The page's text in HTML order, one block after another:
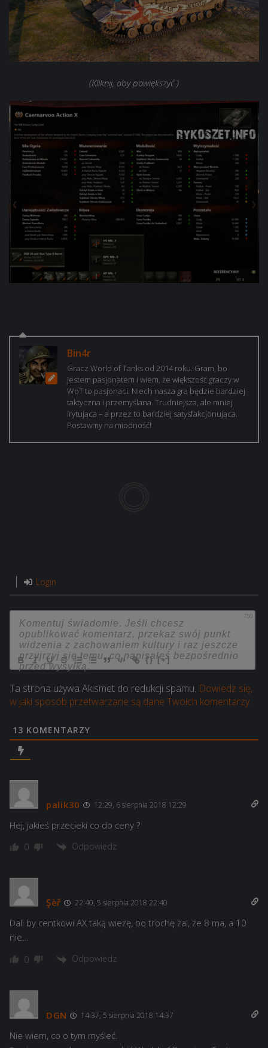
(Kliknij, aby powiększyć.)
Bin4r
Gracz World of Tanks od 2014 roku. Gram, bo
jestem pasjonatem i wiem, że większość graczy w
WoT to pasjonaci. Niech nasza gra będzie bardziej
taktyczna i przemyślana. Trudniejsza, ale mniej
irytująca – a przez to bardziej satysfakcjonująca.
Postawmy na miodność!
Login
750
{} [+]
Ta strona używa Akismet do redukcji spamu. Dowiedz się,
w jaki sposób przetwarzane są dane Twoich komentarzy.
13 KOMENTARZY
palik30 12:29, 6 sierpnia 2018 12:29
Hej, jakieś przecieki co do ceny ?
0 Odpowiedz
Şèř 22:40, 5 sierpnia 2018 22:40
Dali by centkowi AX taką wieżę, bo trochę żal, że 8 ma, a 10
nie…
0 Odpowiedz
DGN 14:37, 5 sierpnia 2018 14:37
Nie wiem, co o tym myśleć.